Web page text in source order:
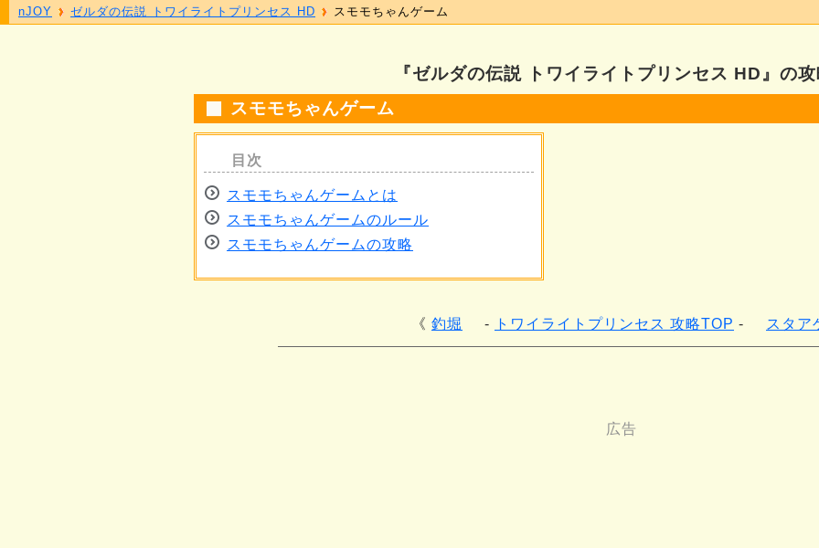
『ゼルダの伝説 トワイライトプリンセス HD』の
スモモちゃんゲーム
スモモちゃんゲームとは
スモモちゃんゲームのルール
スモモちゃんゲームの攻略
釣堀 トワイライトプリンセス 攻略TOP スタア
nJOY ゼルダの伝説 トワイライトプリンセス HD スモモちゃんゲーム